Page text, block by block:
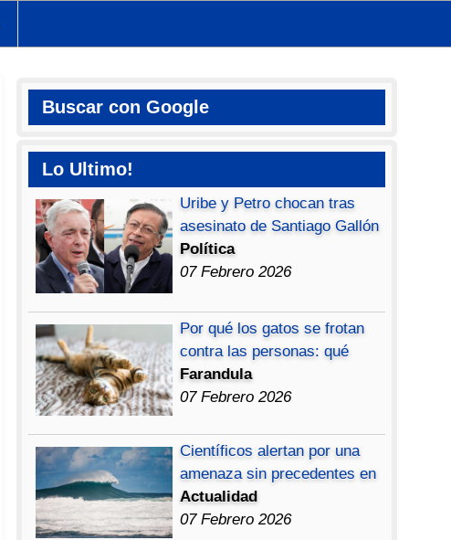
Buscar con Google
Lo Ultimo!
Uribe y Petro chocan tras
asesinato de Santiago Gallón
Política
07 Febrero 2026
Por qué los gatos se frotan
contra las personas: qué
Farandula
07 Febrero 2026
Científicos alertan por una
amenaza sin precedentes en
Actualidad
07 Febrero 2026